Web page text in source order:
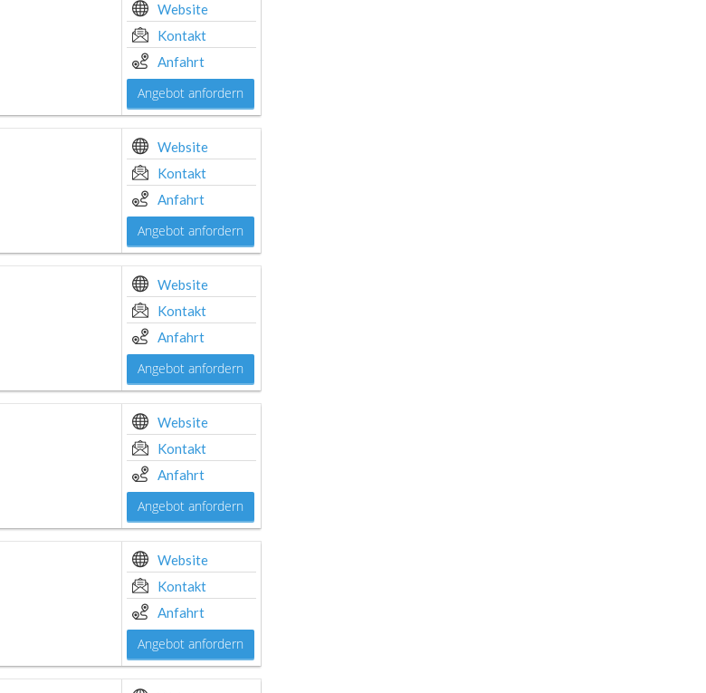
Website
Kontakt
Anfahrt
Angebot anfordern
Website
Kontakt
Anfahrt
Angebot anfordern
Website
Kontakt
Anfahrt
Angebot anfordern
Website
Kontakt
Anfahrt
Angebot anfordern
Website
Kontakt
Anfahrt
Angebot anfordern